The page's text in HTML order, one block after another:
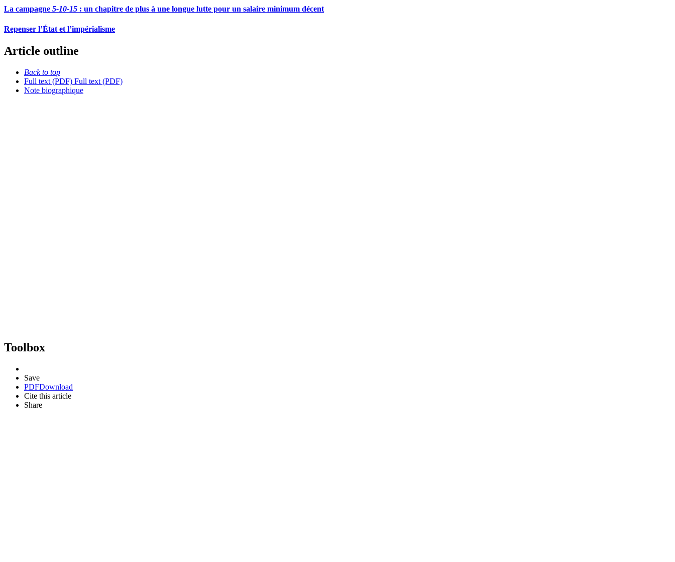
La campagne 5-10-15 : un chapitre de plus à une longue lutte pour un salaire minimum décent
Repenser l’État et l’impérialisme
Article outline
Back to top
Full text (PDF) Full text (PDF)
Note biographique
Toolbox
Save
PDFDownload
Cite this article
Share